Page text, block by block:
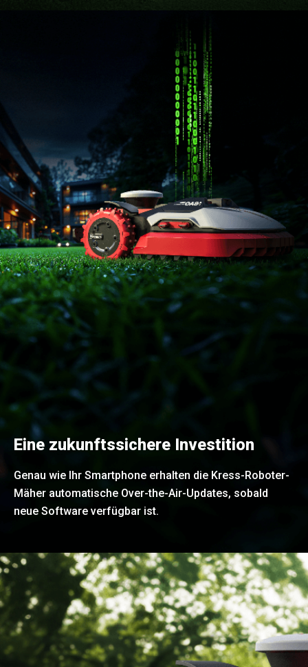
Eine zukunftssichere Investition
Genau wie Ihr Smartphone erhalten die Kress-Roboter-
Mäher automatische Over-the-Air-Updates, sobald
neue Software verfügbar ist.